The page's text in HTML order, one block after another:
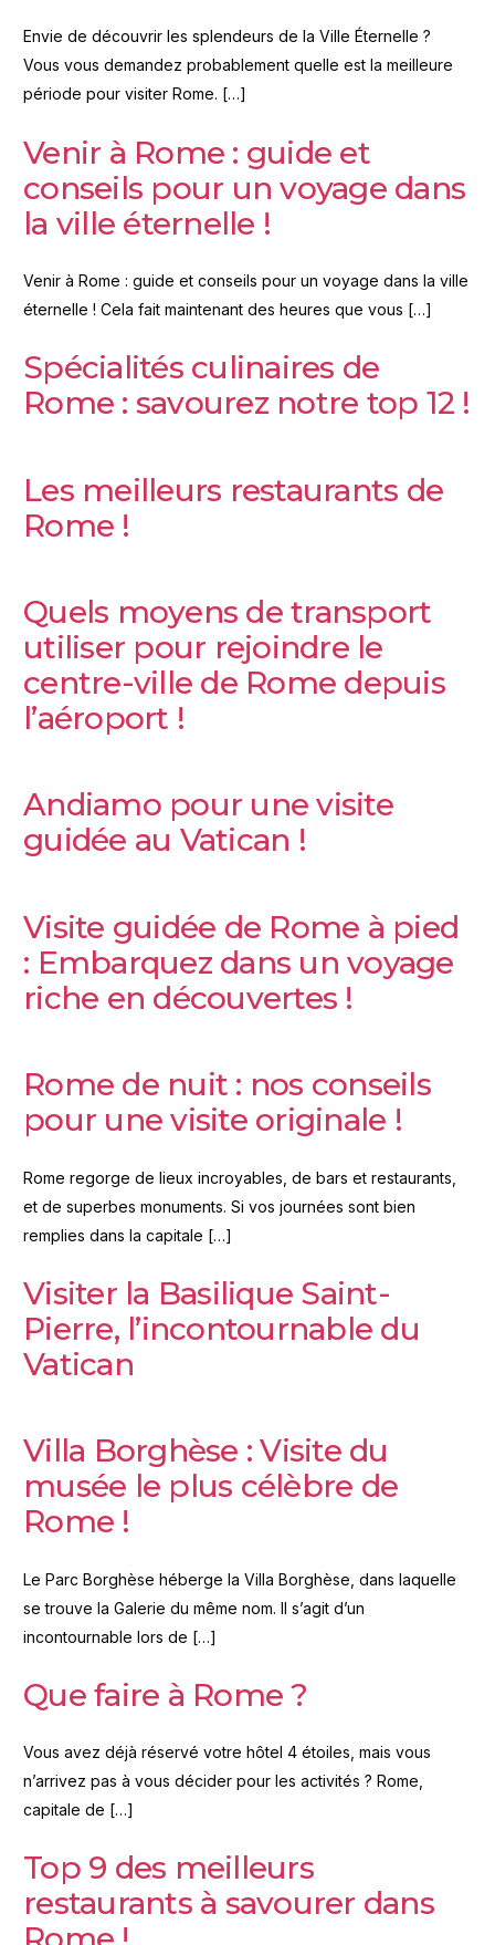
Envie de découvrir les splendeurs de la Ville Éternelle ?
Vous vous demandez probablement quelle est la meilleure
période pour visiter Rome. […]
Venir à Rome : guide et
conseils pour un voyage dans
la ville éternelle !
Venir à Rome : guide et conseils pour un voyage dans la ville
éternelle ! Cela fait maintenant des heures que vous […]
Spécialités culinaires de
Rome : savourez notre top 12 !
Les meilleurs restaurants de
Rome !
Quels moyens de transport
utiliser pour rejoindre le
centre-ville de Rome depuis
l’aéroport !
Andiamo pour une visite
guidée au Vatican !
Visite guidée de Rome à pied
: Embarquez dans un voyage
riche en découvertes !
Rome de nuit : nos conseils
pour une visite originale !
Rome regorge de lieux incroyables, de bars et restaurants,
et de superbes monuments. Si vos journées sont bien
remplies dans la capitale […]
Visiter la Basilique Saint-
Pierre, l’incontournable du
Vatican
Villa Borghèse : Visite du
musée le plus célèbre de
Rome !
Le Parc Borghèse héberge la Villa Borghèse, dans laquelle
se trouve la Galerie du même nom. Il s’agit d’un
incontournable lors de […]
Que faire à Rome ?
Vous avez déjà réservé votre hôtel 4 étoiles, mais vous
n’arrivez pas à vous décider pour les activités ? Rome,
capitale de […]
Top 9 des meilleurs
restaurants à savourer dans